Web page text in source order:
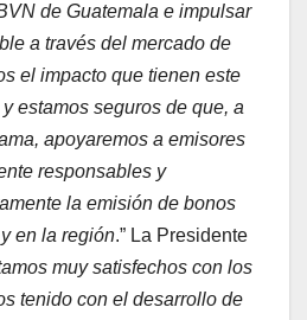
de Guatemala e impulsar
a través del mercado de
el impacto que tienen este
estamos seguros de que, a
apoyaremos a emisores
responsables y
la emisión de bonos
en la región.” La Presidente
muy satisfechos con los
tenido con el desarrollo de